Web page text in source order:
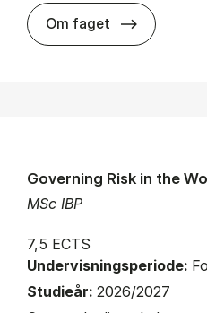
Om faget about
MSc IBP
Governing Risk in the
7,5 ECTS
Undervisningsperiode:
Studieår: 2026/2027